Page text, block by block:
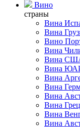
Вино
страны
Вина
Вина
Вино
Вина
Вина
Вина
Вина
Вина
Вина
Вина
Вина
Вина